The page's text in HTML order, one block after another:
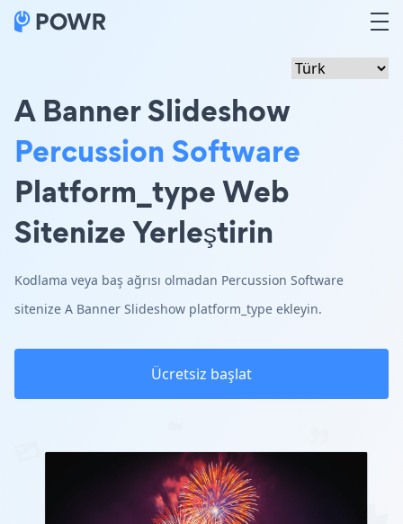
A Banner Slideshow
Percussion Software
Platform_type Web
Sitenize Yerleştirin
Kodlama veya baş ağrısı olmadan Percussion Software
sitenize A Banner Slideshow platform_type ekleyin.
Ücretsiz başlat